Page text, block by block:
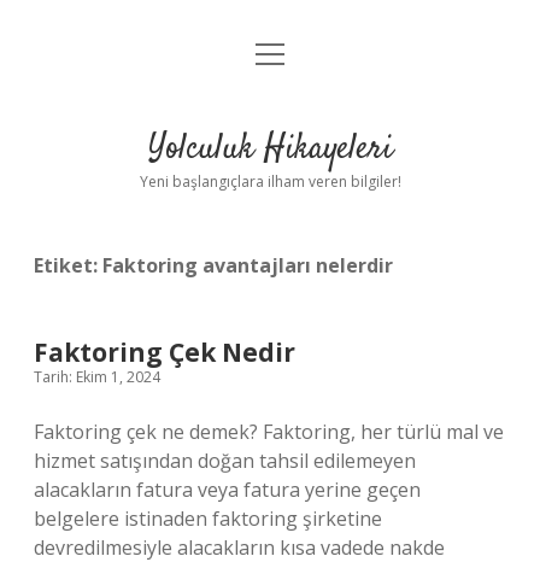
Anasayfa
Yasal Uyarı
menüyü
Yolculuk Hikayeleri
Yeni başlangıçlara ilham veren bilgiler!
Etiket: Faktoring avantajları nelerdir
Faktoring Çek Nedir
Tarih: Ekim 1, 2024
Faktoring çek ne demek? Faktoring, her türlü mal ve
hizmet satışından doğan tahsil edilemeyen
alacakların fatura veya fatura yerine geçen
belgelere istinaden faktoring şirketine
devredilmesiyle alacakların kısa vadede nakde